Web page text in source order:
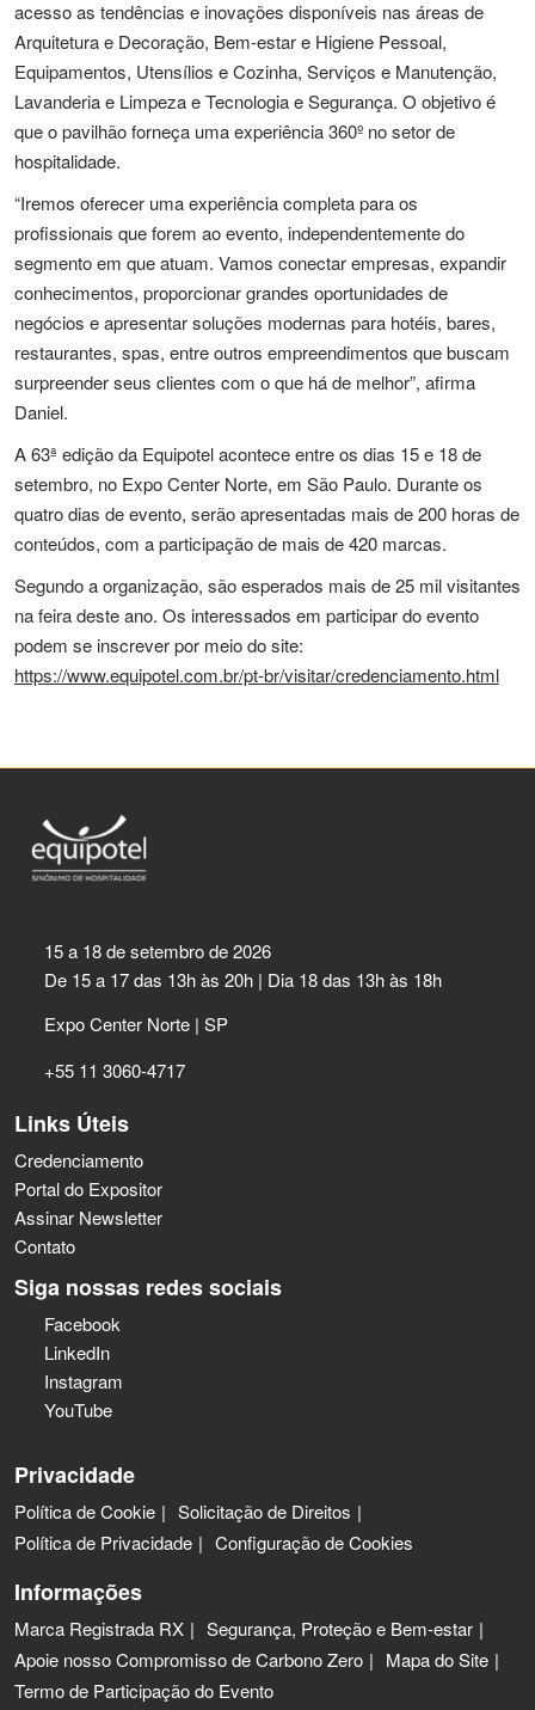
acesso as tendências e inovações disponíveis nas áreas de
Arquitetura e Decoração, Bem-estar e Higiene Pessoal,
Equipamentos, Utensílios e Cozinha, Serviços e Manutenção,
Lavanderia e Limpeza e Tecnologia e Segurança. O objetivo é
que o pavilhão forneça uma experiência 360º no setor de
hospitalidade.
“Iremos oferecer uma experiência completa para os
profissionais que forem ao evento, independentemente do
segmento em que atuam. Vamos conectar empresas, expandir
conhecimentos, proporcionar grandes oportunidades de
negócios e apresentar soluções modernas para hotéis, bares,
restaurantes, spas, entre outros empreendimentos que buscam
surpreender seus clientes com o que há de melhor”, afirma
Daniel.
A 63ª edição da Equipotel acontece entre os dias 15 e 18 de
setembro, no Expo Center Norte, em São Paulo. Durante os
quatro dias de evento, serão apresentadas mais de 200 horas de
conteúdos, com a participação de mais de 420 marcas.
Segundo a organização, são esperados mais de 25 mil visitantes
na feira deste ano. Os interessados em participar do evento
podem se inscrever por meio do site:
https://www.equipotel.com.br/pt-br/visitar/credenciamento.html
15 a 18 de setembro de 2026
De 15 a 17 das 13h às 20h | Dia 18 das 13h às 18h
Expo Center Norte | SP
+55 11 3060-4717
Links Úteis
Credenciamento
Portal do Expositor
Assinar Newsletter
Contato
Siga nossas redes sociais
Facebook
LinkedIn
Instagram
YouTube
Privacidade
Política de Cookie
Solicitação de Direitos
Política de Privacidade
Configuração de Cookies
Informações
Marca Registrada RX
Segurança, Proteção e Bem-estar
Apoie nosso Compromisso de Carbono Zero
Mapa do Site
Termo de Participação do Evento